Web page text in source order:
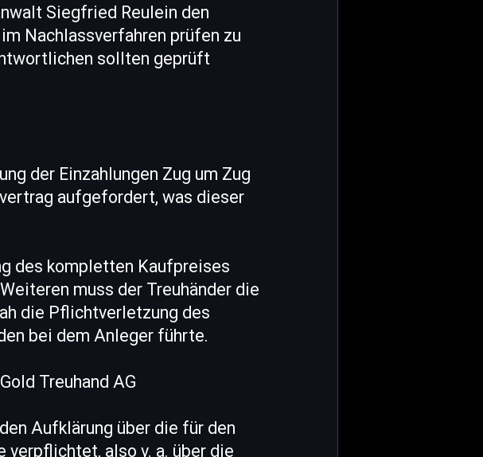
Siegfried Reulein den
Nachlassverfahren prüfen zu
sollten geprüft
der Einzahlungen Zug um Zug
aufgefordert, was dieser
des kompletten Kaufpreises
muss der Treuhänder die
die Pflichtverletzung des
bei dem Anleger führte.
Treuhand AG
Aufklärung über die für den
verpflichtet, also v. a. über die